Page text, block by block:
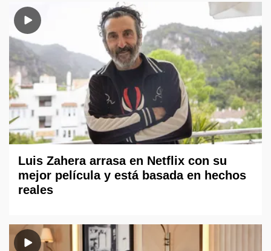
Luis Zahera arrasa en Netflix con su
mejor película y está basada en hechos
reales